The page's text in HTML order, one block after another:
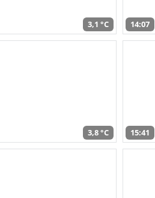
3,1 °C 14:07
3,8 °C 15:41